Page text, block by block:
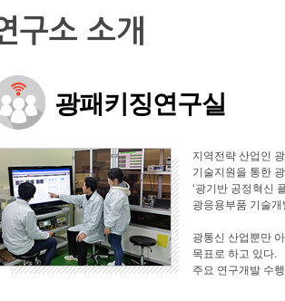
구소 소개
광패키징연구실
지역전략 산업인
기술지원을 통한
‘광기반 공정혁신
광응용부품 기술
광통신 산업뿐만
목표로 하고 있다.
주요 연구개발 수